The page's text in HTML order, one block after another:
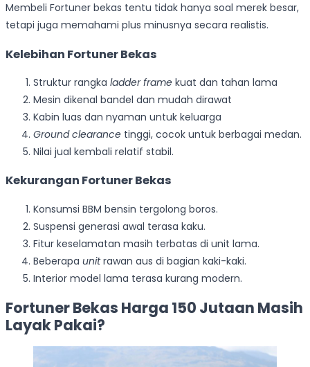
Membeli Fortuner bekas tentu tidak hanya soal merek besar,
tetapi juga memahami plus minusnya secara realistis.
Kelebihan Fortuner Bekas
Struktur rangka ladder frame kuat dan tahan lama
Mesin dikenal bandel dan mudah dirawat
Kabin luas dan nyaman untuk keluarga
Ground clearance tinggi, cocok untuk berbagai medan.
Nilai jual kembali relatif stabil.
Kekurangan Fortuner Bekas
Konsumsi BBM bensin tergolong boros.
Suspensi generasi awal terasa kaku.
Fitur keselamatan masih terbatas di unit lama.
Beberapa unitrawan aus di bagian kaki-kaki.
Interior model lama terasa kurang modern.
Fortuner Bekas Harga 150 Jutaan Masih
Layak Pakai?